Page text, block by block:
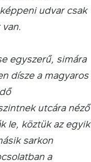
udvar csak
egyszerű, simára
dísze a magyaros
utcára néző
le, köztük az egyik
sarkon
a